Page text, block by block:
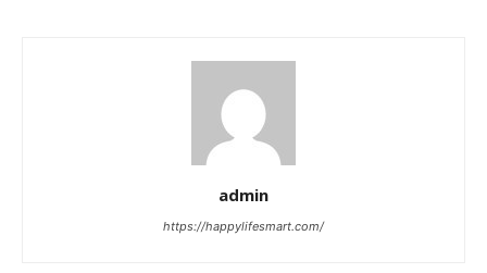
admin
https://happylifesmart.com/